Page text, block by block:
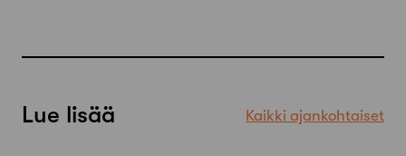
Lue lisää Kaikki ajankohtaiset